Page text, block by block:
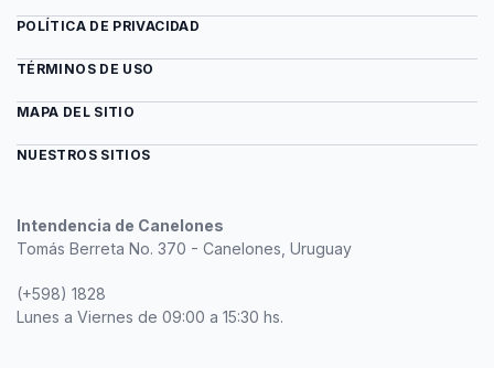
Intendencia de Canelones
Tomás Berreta No. 370 - Canelones, Uruguay
(+598) 1828
Lunes a Viernes de 09:00 a 15:30 hs.
POLÍTICA DE PRIVACIDAD
TÉRMINOS DE USO
MAPA DEL SITIO
NUESTROS SITIOS